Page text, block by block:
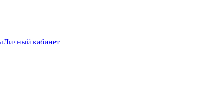
Личный кабинет